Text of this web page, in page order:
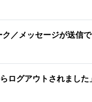
／メッセージが送信で
ログアウトされました